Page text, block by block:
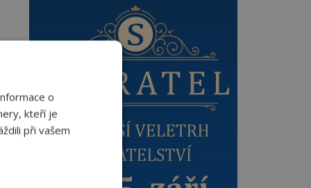
o
kteří je
při vašem